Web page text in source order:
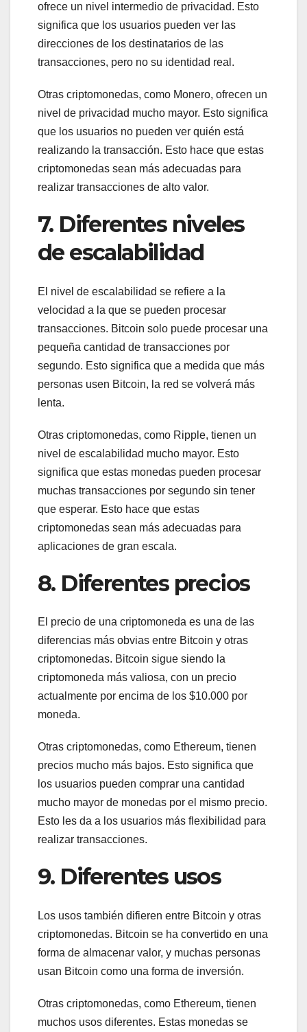
ofrece un nivel intermedio de privacidad. Esto
significa que los usuarios pueden ver las
direcciones de los destinatarios de las
transacciones, pero no su identidad real.
Otras criptomonedas, como Monero, ofrecen un
nivel de privacidad mucho mayor. Esto significa
que los usuarios no pueden ver quién está
realizando la transacción. Esto hace que estas
criptomonedas sean más adecuadas para
realizar transacciones de alto valor.
7. Diferentes niveles
de escalabilidad
El nivel de escalabilidad se refiere a la
velocidad a la que se pueden procesar
transacciones. Bitcoin solo puede procesar una
pequeña cantidad de transacciones por
segundo. Esto significa que a medida que más
personas usen Bitcoin, la red se volverá más
lenta.
Otras criptomonedas, como Ripple, tienen un
nivel de escalabilidad mucho mayor. Esto
significa que estas monedas pueden procesar
muchas transacciones por segundo sin tener
que esperar. Esto hace que estas
criptomonedas sean más adecuadas para
aplicaciones de gran escala.
8. Diferentes precios
El precio de una criptomoneda es una de las
diferencias más obvias entre Bitcoin y otras
criptomonedas. Bitcoin sigue siendo la
criptomoneda más valiosa, con un precio
actualmente por encima de los $10.000 por
moneda.
Otras criptomonedas, como Ethereum, tienen
precios mucho más bajos. Esto significa que
los usuarios pueden comprar una cantidad
mucho mayor de monedas por el mismo precio.
Esto les da a los usuarios más flexibilidad para
realizar transacciones.
9. Diferentes usos
Los usos también difieren entre Bitcoin y otras
criptomonedas. Bitcoin se ha convertido en una
forma de almacenar valor, y muchas personas
usan Bitcoin como una forma de inversión.
Otras criptomonedas, como Ethereum, tienen
muchos usos diferentes. Estas monedas se